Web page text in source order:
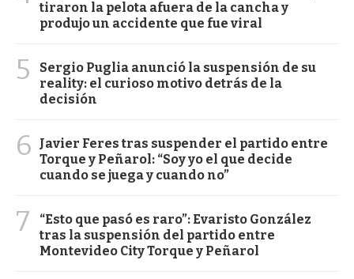
tiraron la pelota afuera de la cancha y
produjo un accidente que fue viral
5
Sergio Puglia anunció la suspensión de su
reality: el curioso motivo detrás de la
decisión
6
Javier Feres tras suspender el partido entre
Torque y Peñarol: “Soy yo el que decide
cuando se juega y cuando no”
7
“Esto que pasó es raro”: Evaristo González
tras la suspensión del partido entre
Montevideo City Torque y Peñarol